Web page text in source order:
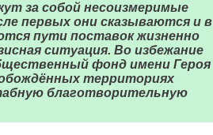
за собой несоизмеримые
первых они сказываются и в
пути поставок жизненно
ситуация. Во избежание
фонд имени Героя
территориях
благотворительную